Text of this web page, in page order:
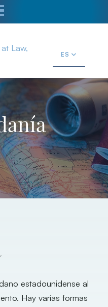
ES
estadounidense al
Hay varias formas